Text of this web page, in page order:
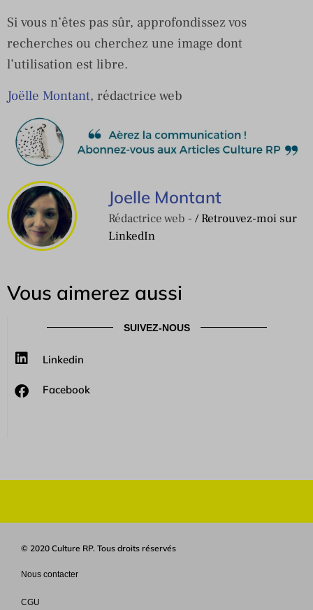
Si vous n’êtes pas sûr, approfondissez vos
recherches ou cherchez une image dont
l’utilisation est libre.
Joëlle Montant, rédactrice web
Joelle Montant
Rédactrice web - / Retrouvez-moi sur
LinkedIn
Vous aimerez aussi
SUIVEZ-NOUS
Linkedin
Facebook
© 2020 Culture RP. Tous droits réservés
Nous contacter
CGU